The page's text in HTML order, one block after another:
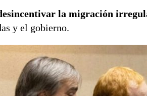
la migración
y el gobierno.